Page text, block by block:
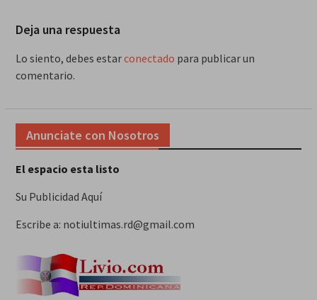
Deja una respuesta
Lo siento, debes estarconectado para publicar un
comentario.
Anunciate con Nosotros
El espacio esta listo
Su Publicidad Aquí
Escribe a: notiultimas.rd@gmail.com